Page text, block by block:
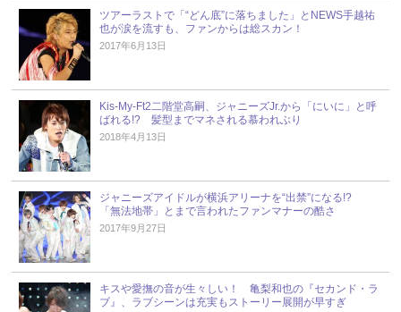
ツアーラストで「“どん底”に落ちました」とNEWS手越祐
也が涙を流すも、ファンからは総スカン！
2017年6月13日
Kis-My-Ft2二階堂高嗣、ジャニーズJr.から「にいに」と呼
ばれる!? 髪型までマネされる慕われぶり
2018年4月13日
ジャニーズアイドルが横浜アリーナを“出禁”になる!?
「無法地帯」とまで言われたファンマナーの酷さ
2017年9月27日
キスや愛撫の音が生々しい！ 亀梨和也の『セカンド・ラ
ブ』、ラブシーンは充実もストーリー展開が早すぎ